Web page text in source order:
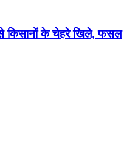
किसानों के चेहरे खिले, फसल